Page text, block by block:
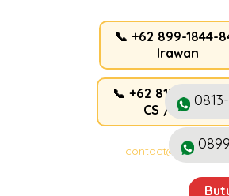
📞 +62 899-1844-
Irawan
📞 +62 813-8250-
CS / Admin
contact@ahlicctv.id